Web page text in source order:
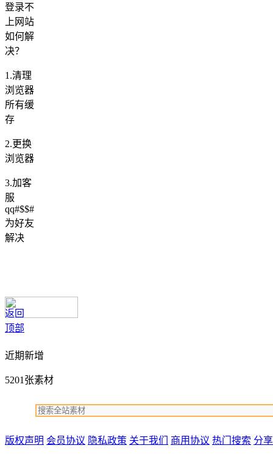
登录不
上网站
如何解
决？
1.清理
浏览器
所有缓
存
2.更换
浏览器
3.加客
服
qq#$$#
为好友
解决
返回
顶部
近期新增
5201张素材
版权声明 会员协议 隐私政策 关于我们 商用协议 热门搜索 分